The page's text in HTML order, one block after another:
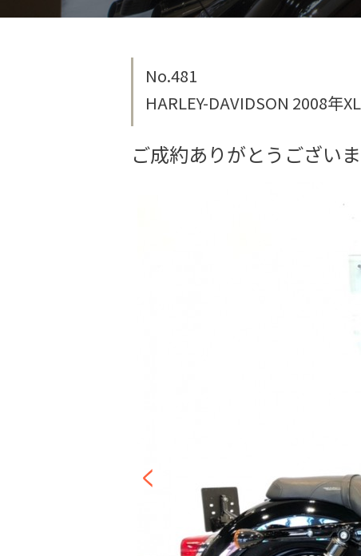
No.481
HARLEY-DAVIDSON 2008年
ご成約ありがとうございま